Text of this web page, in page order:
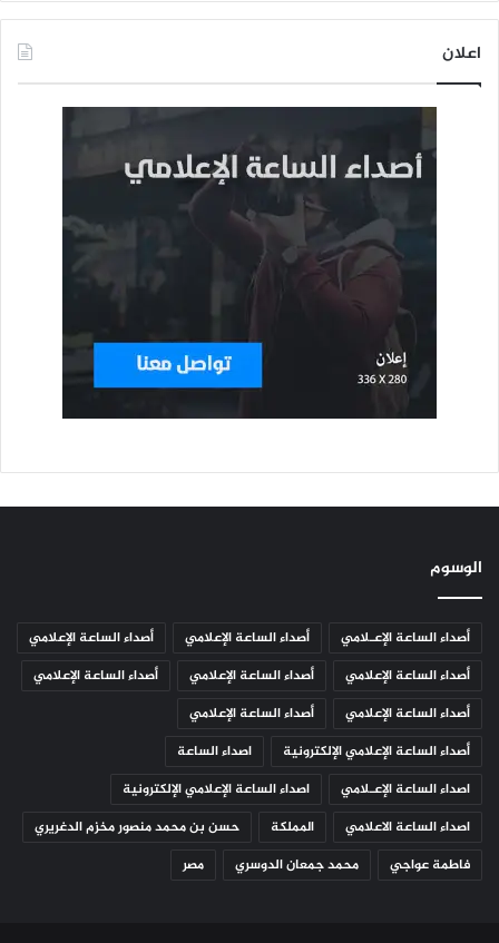
اعلان
الوسوم
أصداء الساعة الإعـلامي أصداء الساعة الإعلامي
أصداء الساعة الإعلامي
أصداء الساعة الإعلامي
أصداء الساعة الإعلامي
أصداء الساعة الإعلامي
أصداء الساعة الإعلامي
أصداء الساعة الإعلامي
أصداء الساعة الإعلامي الإلكترونية
اصداء الساعة
اصداء الساعة الإعـلامي
اصداء الساعة الإعلامي الإلكترونية
اصداء الساعة الاعلامي
المملكة
حسن بن محمد منصور مخزم الدغريري
فاطمة عواجي
محمد جمعان الدوسري مصر